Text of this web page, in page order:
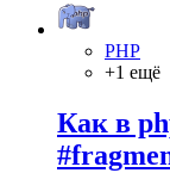
PHP
+1 ещё
Как в